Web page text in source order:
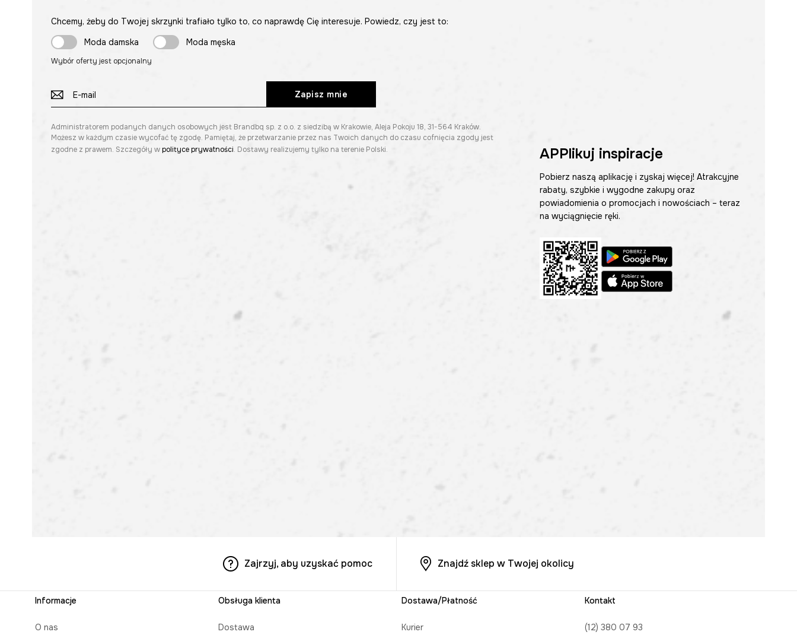
Chcemy, żeby do Twojej skrzynki trafiało tylko to, co naprawdę Cię interesuje. Powiedz, czy jest to:
Moda damska
Moda męska
Wybór oferty jest opcjonalny
Zapisz mnie
Administratorem podanych danych osobowych jest Brandbq sp. z o.o. z siedzibą w Krakowie, Aleja Pokoju 18, 31-564 Kraków.
Możesz w każdym czasie wycofać tę zgodę. Pamiętaj, że przetwarzanie przez nas Twoich danych do czasu cofnięcia zgody jest
zgodne z prawem. Szczegóły w polityce prywatności. Dostawy realizujemy tylko na terenie Polski. APPlikuj inspiracje
Pobierz naszą aplikację i zyskaj więcej! Atrakcyjne
rabaty, szybkie i wygodne zakupy oraz
powiadomienia o promocjach i nowościach – teraz
na wyciągnięcie ręki.
Zajrzyj, aby uzyskać pomoc Znajdź sklep w Twojej okolicy
Informacje
O nas
Obsługa klienta
Dostawa
Dostawa/Płatność
Kurier
Kontakt
(12) 380 07 93